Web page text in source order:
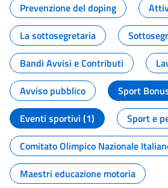
Prevenzione del doping
La sottosegretaria
Bandi Avvisi e Contributi
Avviso pubblico
Sport
Eventi sportivi (1)
Sport e
Comitato Olimpico Nazionale
Maestri educazione motoria